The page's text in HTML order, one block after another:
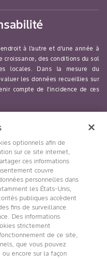
à l’autre et d’une année à
croissance, des conditions du sol
locales. Dans la mesure du
les données recueillies sur
compte de l’incidence de ces
nous
de Bayer
optionnels afin de
sur ce site internet,
ces informations
couvre
personnelles dans
les États-Unis,
publiques accèdent
fins de surveillance
Des informations
strictement
de ce site,
que vous pouvez
encore sur la façon